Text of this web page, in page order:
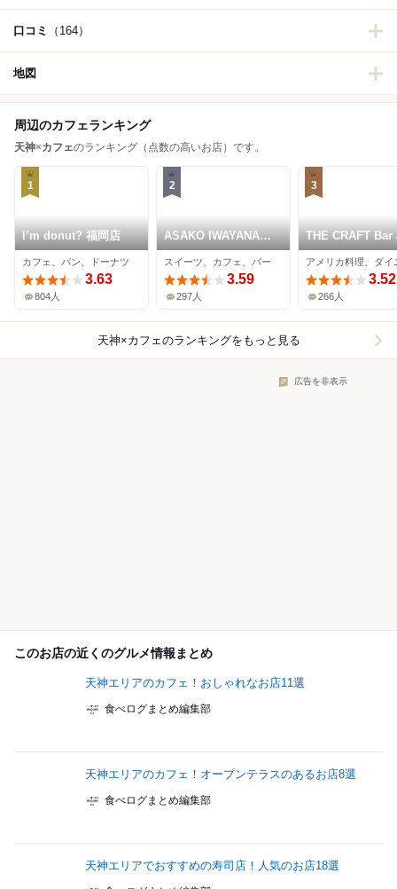
口コミ （164）
地図
周辺のカフェランキング
天神×カフェのランキング（点数の高いお店）です。
1
I’m donut? 福岡店
カフェ、パン、ドーナツ
3.63
804人
2
ASAKO IWAYANAGI
FUKUOKA
スイーツ、カフェ、バー
3.59
297人
3
THE CRAFT Bar
Grill
3.52
266人
天神×カフェのランキングをもっと見る
広告を非表示
このお店の近くのグルメ情報まとめ
天神エリアのカフェ！おしゃれなお店11選
食べログまとめ編集部
天神エリアのカフェ！オープンテラスのあるお店8選
食べログまとめ編集部
天神エリアでおすすめの寿司店！人気のお店18選